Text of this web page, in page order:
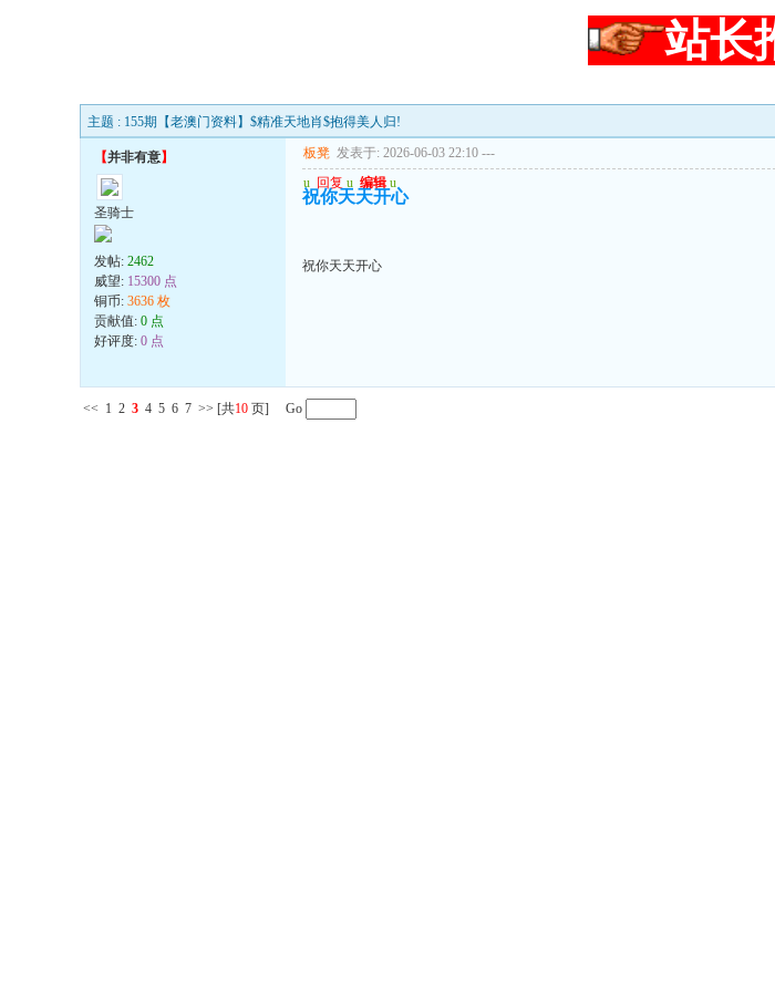
站长
主题 : 155期【老澳门资料】$精准天地肖$抱得美人归!
【并非有意】
圣骑士
发帖: 2462
威望: 15300 点
铜币: 3636 枚
贡献值: 0 点
好评度: 0 点
板凳 发表于: 2026-06-03 22:10 ---
u 回复 u 编辑 u
祝你天天开心
祝你天天开心
<< 1 2 3 4 5 6 7 >> [共10 页] Go